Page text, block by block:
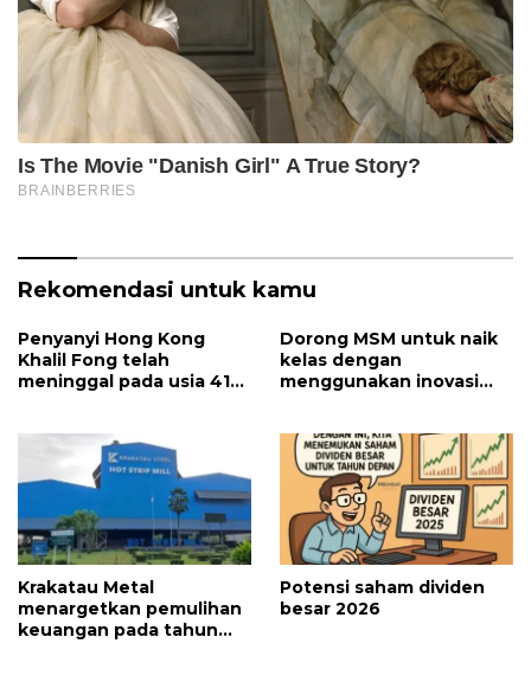
Rekomendasi untuk kamu
Penyanyi Hong Kong
Khalil Fong telah
meninggal pada usia 41
Dorong MSM untuk naik
kelas dengan
menggunakan inovasi
Krakatau Metal
menargetkan pemulihan
keuangan pada tahun
Potensi saham dividen
besar 2026